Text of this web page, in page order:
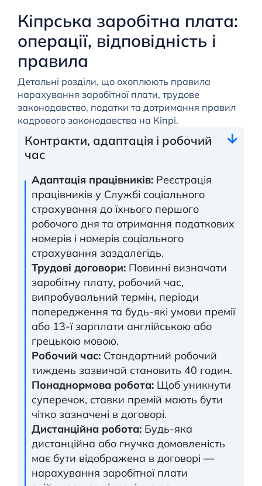
Кіпрська заробітна плата:
операції, відповідність і
правила
Детальні розділи, що охоплюють правила
нарахування заробітної плати, трудове
законодавство, податки та дотримання правил
кадрового законодавства на Кіпрі.
Контракти, адаптація і робочий
час
Адаптація працівників:Реєстрація
працівників у Службі соціального
страхування до їхнього першого
робочого дня та отримання податкових
номерів і номерів соціального
страхування заздалегідь.
Трудові договори:Повинні визначати
заробітну плату, робочий час,
випробувальний термін, періоди
попередження та будь-які умови премії
або 13-ї зарплати англійською або
грецькою мовою.
Робочий час:Стандартний робочий
тиждень зазвичай становить 40 годин.
Понаднормова робота:Щоб уникнути
суперечок, ставки премій мають бути
чітко зазначені в договорі.
Дистанційна робота:Будь-яка
дистанційна або гнучка домовленість
має бути відображена в договорі —
нарахування заробітної плати